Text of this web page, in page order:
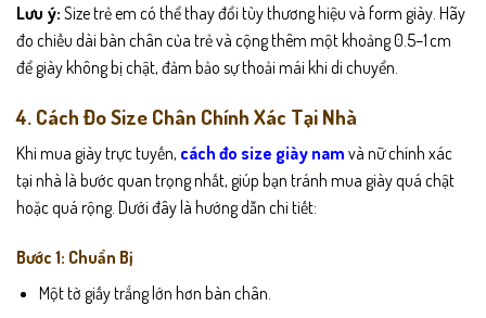
Lưu ý: Size trẻ em có thể thay đổi tùy thương hiệu và form giày. Hãy
đo chiều dài bàn chân của trẻ và cộng thêm một khoảng 0.5–1 cm
để giày không bị chật, đảm bảo sự thoải mái khi di chuyển.
4. Cách Đo Size Chân Chính Xác Tại Nhà
Khi mua giày trực tuyến, cách đo size giày nam và nữchính xác
tại nhà là bước quan trọng nhất, giúp bạn tránh mua giày quá chật
hoặc quá rộng. Dưới đây là hướng dẫn chi tiết:
Bước 1: Chuẩn Bị
Một tờ giấy trắng lớn hơn bàn chân.